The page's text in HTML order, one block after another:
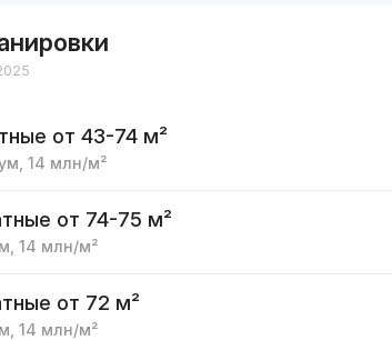
от 43-74 м²
,14 млн/м²
от 74-75 м²
,14 млн/м²
от 72 м²
,14 млн/м²